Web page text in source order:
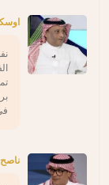
ناصح